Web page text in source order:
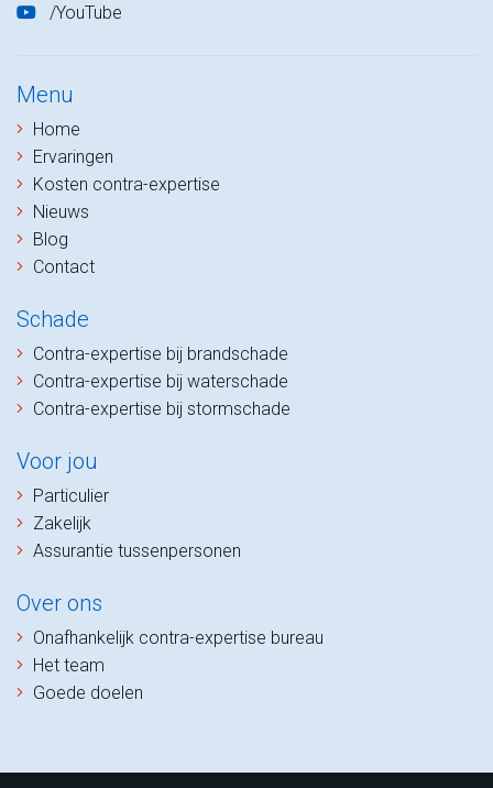
/YouTube
Menu
Home
Ervaringen
Kosten contra-expertise
Nieuws
Blog
Contact
Schade
Contra-expertise bij brandschade
Contra-expertise bij waterschade
Contra-expertise bij stormschade
Voor jou
Particulier
Zakelijk
Assurantie tussenpersonen
Over ons
Onafhankelijk contra-expertise bureau
Het team
Goede doelen